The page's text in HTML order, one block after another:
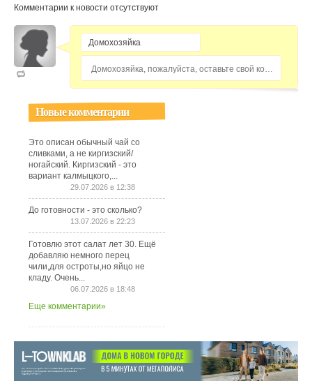
Комментарии к новости отсутствуют
Домохозяйка, пожалуйста, оставьте свой комментарий...
Новые комментарии
Это описан обычный чай со
сливками, а не киргизский/
ногайский. Киргизский - это
вариант калмыцкого,...
29.07.2026 в 12:38
До готовности - это сколько?
13.07.2026 в 22:23
Готовлю этот салат лет 30. Ещё
добавляю немного перец
чили,для остроты,но яйцо не
кладу. Очень...
06.07.2026 в 18:48
Еще комментарии»